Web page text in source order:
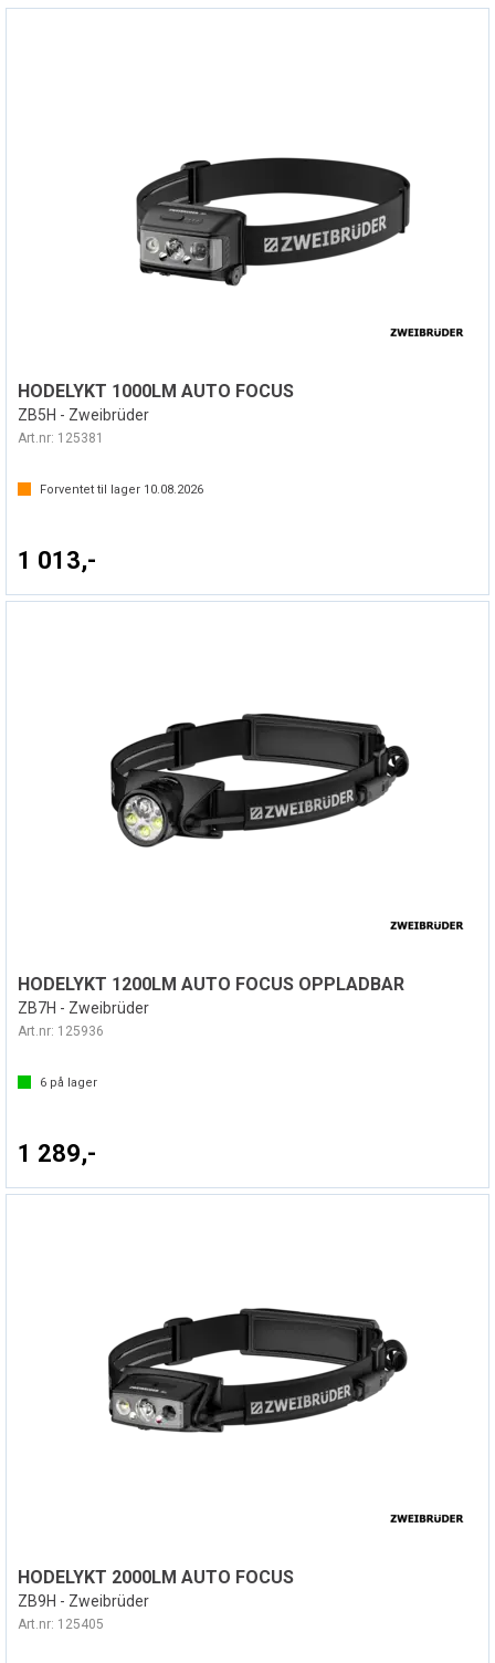
HODELYKT 1000LM AUTO FOCUS
ZB5H - Zweibrüder
Art.nr: 125381
Forventet til lager 10.08.2026
1 013,-
HODELYKT 1200LM AUTO FOCUS OPPLADBAR
ZB7H - Zweibrüder
Art.nr: 125936
6 på lager
1 289,-
HODELYKT 2000LM AUTO FOCUS
ZB9H - Zweibrüder
Art.nr: 125405